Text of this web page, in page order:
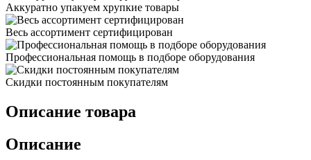
Аккуратно упакуем хрупкие товары
Весь ассортимент сертифицирован
Профессиональная помощь в подборе оборудования
Скидки постоянным покупателям
Описание товара
Описание